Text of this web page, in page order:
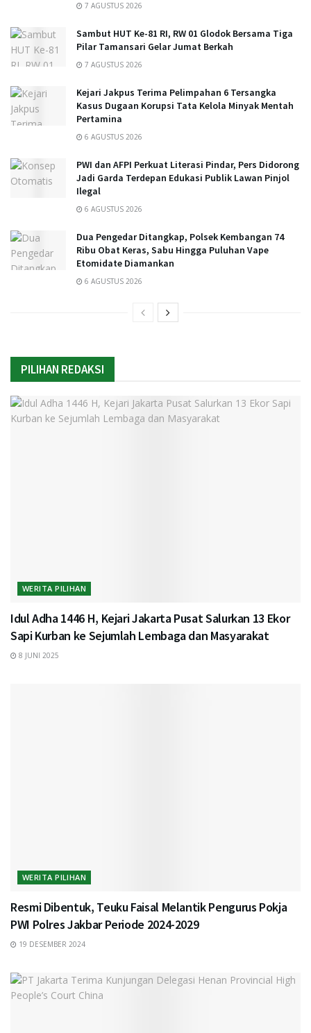
7 AGUSTUS 2026
Sambut HUT Ke-81 RI, RW 01 Glodok Bersama Tiga
Pilar Tamansari Gelar Jumat Berkah
7 AGUSTUS 2026
Kejari Jakpus Terima Pelimpahan 6 Tersangka
Kasus Dugaan Korupsi Tata Kelola Minyak Mentah
Pertamina
6 AGUSTUS 2026
PWI dan AFPI Perkuat Literasi Pindar, Pers Didorong
Jadi Garda Terdepan Edukasi Publik Lawan Pinjol
Ilegal
6 AGUSTUS 2026
Dua Pengedar Ditangkap, Polsek Kembangan 74
Ribu Obat Keras, Sabu Hingga Puluhan Vape
Etomidate Diamankan
6 AGUSTUS 2026
PILIHAN REDAKSI
WERITA PILIHAN
Idul Adha 1446 H, Kejari Jakarta Pusat Salurkan 13 Ekor
Sapi Kurban ke Sejumlah Lembaga dan Masyarakat
8 JUNI 2025
WERITA PILIHAN
Resmi Dibentuk, Teuku Faisal Melantik Pengurus Pokja
PWI Polres Jakbar Periode 2024-2029
19 DESEMBER 2024